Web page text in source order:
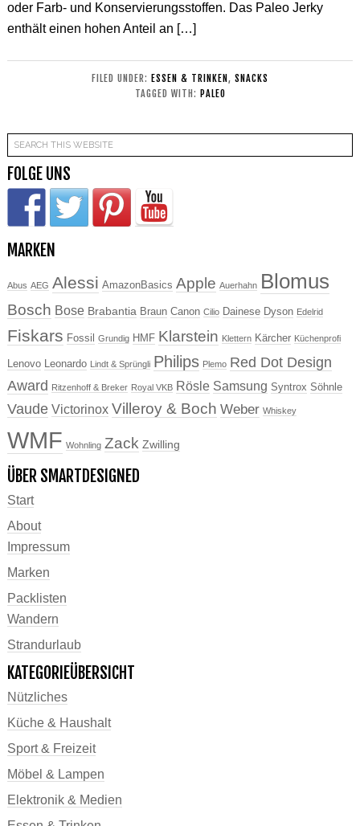
oder Farb- und Konservierungsstoffen. Das Paleo Jerky
enthält einen hohen Anteil an […]
FILED UNDER: ESSEN & TRINKEN , SNACKS
TAGGED WITH: PALEO
FOLGE UNS
MARKEN
Abus AEG Alessi AmazonBasics Apple Auerhahn Blomus
Bosch Bose Brabantia Braun Canon Cilio Dainese Dyson Edelrid
Fiskars Fossil Grundig HMF Klarstein Klettern Kärcher Küchenprofi
Lenovo Leonardo Lindt & Sprüngli Philips Plemo Red Dot Design
Award Ritzenhoff & Breker Royal VKB Rösle Samsung Syntrox Söhnle
Vaude Victorinox Villeroy & Boch Weber Whiskey
WMF Wohnling Zack Zwilling
ÜBER SMARTDESIGNED
Start
About
Impressum
Marken
Packlisten
Wandern
Strandurlaub
KATEGORIEÜBERSICHT
Nützliches
Küche & Haushalt
Sport & Freizeit
Möbel & Lampen
Elektronik & Medien